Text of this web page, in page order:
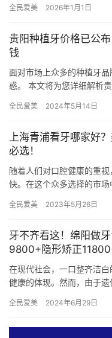
全民爱美 2026年1月1日
贵阳种植牙价格已公
钱
面对市场上众多的种植牙
惑。 本文将为您详细解析
因…
全民爱美 2024年5月14日
上海青浦看牙哪家好
必选！
随着人们对口腔健康的重
快。在这个众多选择的市
腔、…
全民爱美 2023年5月26日
牙不齐看这！绵阳做
9800+隐形矫正
在现代社会，一口整齐洁
健康的体现。然而，由于
月异，…
全民爱美 2024年6月29日